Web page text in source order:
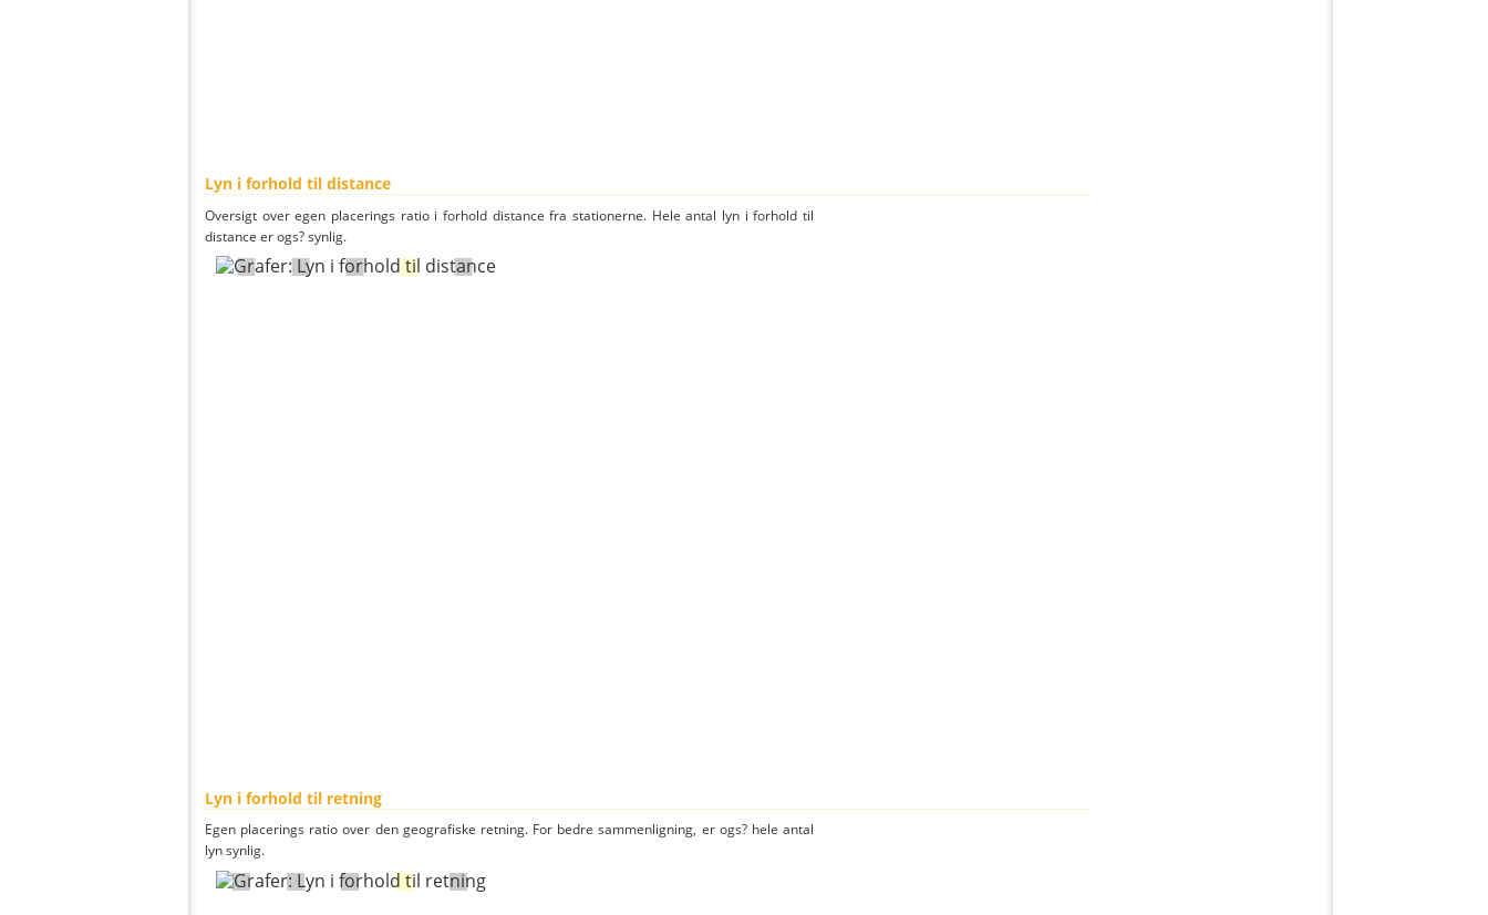
Lyn i forhold til distance
Oversigt over egen placerings ratio i forhold distance fra stationerne. Hele antal lyn i forhold til
distance er ogs? synlig.
Lyn i forhold til retning
Egen placerings ratio over den geografiske retning. For bedre sammenligning, er ogs? hele antal
lyn synlig.